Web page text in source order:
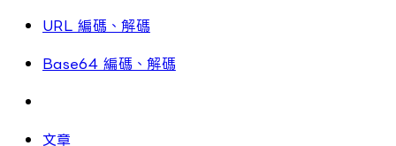
URL 編碼、解碼
Base64 編碼、解碼
文章